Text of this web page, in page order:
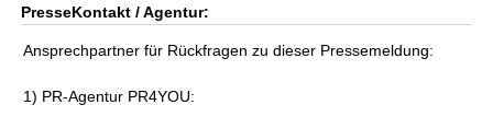
PresseKontakt / Agentur:
Ansprechpartner für Rückfragen zu dieser Pressemeldung:
1) PR-Agentur PR4YOU: